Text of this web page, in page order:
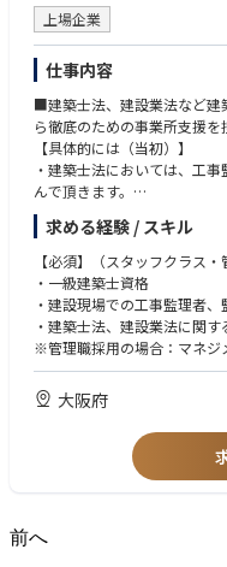
上場企業
仕事内容
■建築士法、建設業法など建
ら徹底のための事業所支援を
【具体的には（当初）】
・建築士法においては、工
んで頂きます。
・建設業法においては、配置
・事業所支援として、各種研
作成
・資格取得推進として、建築
プログラムの策定・外部機関
るよう企画・運用
・業務全般的には、社内関連
求める経験 / スキル
【必須】（スタッフクラス・
・一級建築士資格
・建設現場での工事監理者
・建築士法、建設業法に関
※管理職採用の場合：マネ
【歓迎】
・１級建築施工管理技士資格
大阪府
前へ